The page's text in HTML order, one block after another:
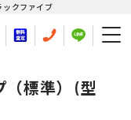
ックファイブ
（標準） (型